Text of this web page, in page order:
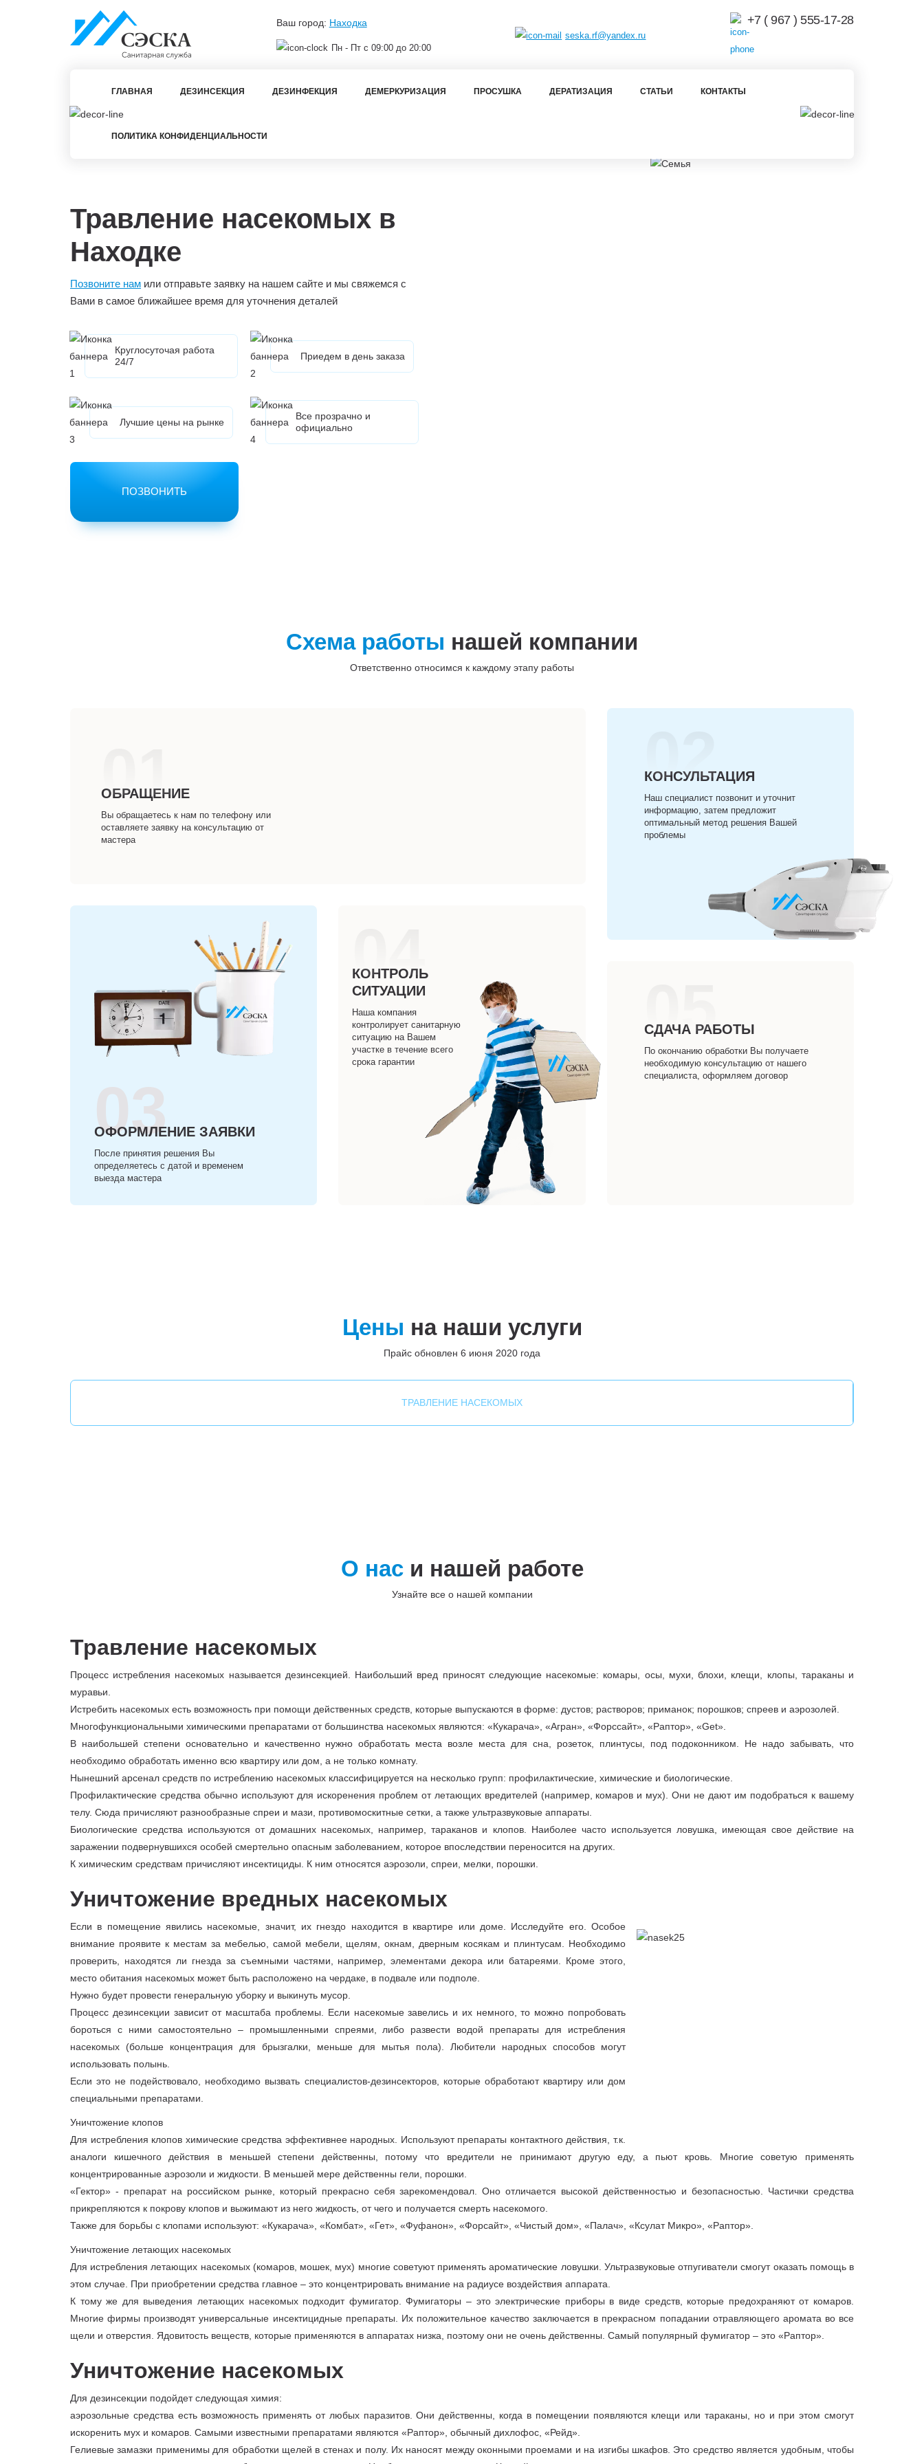
Ваш город: Находка
Пн - Пт с 09:00 до 20:00
seska.rf@yandex.ru
+7 ( 967 ) 555-17-28
ГЛАВНАЯ ДЕЗИНСЕКЦИЯ ДЕЗИНФЕКЦИЯ ДЕМЕРКУРИЗАЦИЯ ПРОСУШКА ДЕРАТИЗАЦИЯ СТАТЬИ КОНТАКТЫ
ПОЛИТИКА КОНФИДЕНЦИАЛЬНОСТИ
Травление насекомых в
Находке
Позвоните нам или отправьте заявку на нашем сайте и мы свяжемся с
Вами в самое ближайшее время для уточнения деталей
Круглосуточая работа
24/7
Приедем в день заказа
Лучшие цены на рынке
Все прозрачно и
официально
ПОЗВОНИТЬ
Схема работы нашей компании
Ответственно относимся к каждому этапу работы
01
ОБРАЩЕНИЕ
Вы обращаетесь к нам по телефону или
оставляете заявку на консультацию от
мастера
02
КОНСУЛЬТАЦИЯ
Наш специалист позвонит и уточнит
информацию, затем предложит
оптимальный метод решения Вашей
проблемы
03
ОФОРМЛЕНИЕ ЗАЯВКИ
После принятия решения Вы
определяетесь с датой и временем
выезда мастера
04
КОНТРОЛЬ
СИТУАЦИИ
Наша компания
контролирует санитарную
ситуацию на Вашем
участке в течение всего
срока гарантии
05
СДАЧА РАБОТЫ
По окончанию обработки Вы получаете
необходимую консультацию от нашего
специалиста, оформляем договор
Цены на наши услуги
Прайс обновлен 6 июня 2020 года
ТРАВЛЕНИЕ НАСЕКОМЫХ
О наси нашей работе
Узнайте все о нашей компании
Травление насекомых
Процесс истребления насекомых называется дезинсекцией. Наибольший вред приносят следующие насекомые: комары, осы, мухи, блохи, клещи, клопы, тараканы и
муравьи.
Истребить насекомых есть возможность при помощи действенных средств, которые выпускаются в форме: дустов; растворов; приманок; порошков; спреев и аэрозолей.
Многофункциональными химическими препаратами от большинства насекомых являются: «Кукарача», «Агран», «Форссайт», «Раптор», «Get».
В наибольшей степени основательно и качественно нужно обработать места возле места для сна, розеток, плинтусы, под подоконником. Не надо забывать, что
необходимо обработать именно всю квартиру или дом, а не только комнату.
Нынешний арсенал средств по истреблению насекомых классифицируется на несколько групп: профилактические, химические и биологические.
Профилактические средства обычно используют для искоренения проблем от летающих вредителей (например, комаров и мух). Они не дают им подобраться к вашему
телу. Сюда причисляют разнообразные спреи и мази, противомоскитные сетки, а также ультразвуковые аппараты.
Биологические средства используются от домашних насекомых, например, тараканов и клопов. Наиболее часто используется ловушка, имеющая свое действие на
заражении подвернувшихся особей смертельно опасным заболеванием, которое впоследствии переносится на других.
К химическим средствам причисляют инсектициды. К ним относятся аэрозоли, спреи, мелки, порошки.
Уничтожение вредных насекомых
Если в помещение явились насекомые, значит, их гнездо находится в квартире или доме. Исследуйте его. Особое
внимание проявите к местам за мебелью, самой мебели, щелям, окнам, дверным косякам и плинтусам. Необходимо
проверить, находятся ли гнезда за съемными частями, например, элементами декора или батареями. Кроме этого,
место обитания насекомых может быть расположено на чердаке, в подвале или подполе.
Нужно будет провести генеральную уборку и выкинуть мусор.
Процесс дезинсекции зависит от масштаба проблемы. Если насекомые завелись и их немного, то можно попробовать
бороться с ними самостоятельно – промышленными спреями, либо развести водой препараты для истребления
насекомых (больше концентрация для брызгалки, меньше для мытья пола). Любители народных способов могут
использовать полынь.
Если это не подействовало, необходимо вызвать специалистов-дезинсекторов, которые обработают квартиру или дом
специальными препаратами.
Уничтожение клопов
Для истребления клопов химические средства эффективнее народных. Используют препараты контактного действия, т.к.
аналоги кишечного действия в меньшей степени действенны, потому что вредители не принимают другую еду, а пьют кровь. Многие советую применять
концентрированные аэрозоли и жидкости. В меньшей мере действенны гели, порошки.
«Гектор» - препарат на российском рынке, который прекрасно себя зарекомендовал. Оно отличается высокой действенностью и безопасностью. Частички средства
прикрепляются к покрову клопов и выжимают из него жидкость, от чего и получается смерть насекомого.
Также для борьбы с клопами используют: «Кукарача», «Комбат», «Гет», «Фуфанон», «Форсайт», «Чистый дом», «Палач», «Ксулат Микро», «Раптор».
Уничтожение летающих насекомых
Для истребления летающих насекомых (комаров, мошек, мух) многие советуют применять ароматические ловушки. Ультразвуковые отпугиватели смогут оказать помощь в
этом случае. При приобретении средства главное – это концентрировать внимание на радиусе воздействия аппарата.
К тому же для выведения летающих насекомых подходит фумигатор. Фумигаторы – это электрические приборы в виде средств, которые предохраняют от комаров.
Многие фирмы производят универсальные инсектицидные препараты. Их положительное качество заключается в прекрасном попадании отравляющего аромата во все
щели и отверстия. Ядовитость веществ, которые применяются в аппаратах низка, поэтому они не очень действенны. Самый популярный фумигатор – это «Раптор».
Уничтожение насекомых
Для дезинсекции подойдет следующая химия:
аэрозольные средства есть возможность применять от любых паразитов. Они действенны, когда в помещении появляются клещи или тараканы, но и при этом смогут
искоренить мух и комаров. Самыми известными препаратами являются «Раптор», обычный дихлофос, «Рейд».
Гелиевые замазки применимы для обработки щелей в стенах и полу. Их наносят между оконными проемами и на изгибы шкафов. Это средство является удобным, чтобы